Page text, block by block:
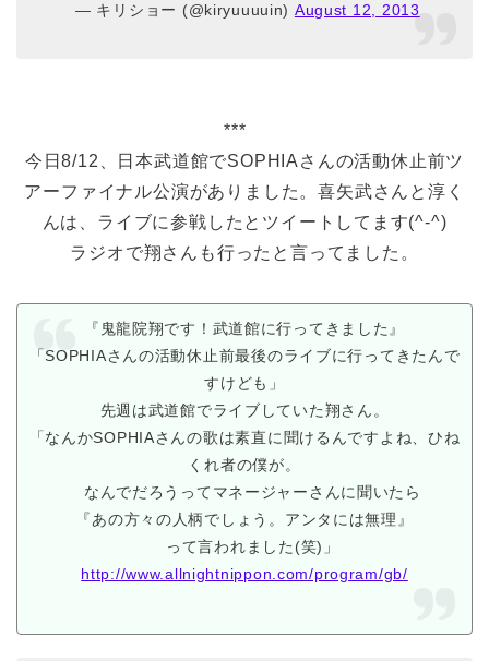
— キリショー (@kiryuuuuin) August 12, 2013
***
今日8/12、日本武道館でSOPHIAさんの活動休止前ツ
アーファイナル公演がありました。喜矢武さんと淳く
んは、ライブに参戦したとツイートしてます(^-^)
ラジオで翔さんも行ったと言ってました。
『鬼龍院翔です！武道館に行ってきました』
「SOPHIAさんの活動休止前最後のライブに行ってきたんで
すけども」
先週は武道館でライブしていた翔さん。
「なんかSOPHIAさんの歌は素直に聞けるんですよね、ひね
くれ者の僕が。
なんでだろうってマネージャーさんに聞いたら
『あの方々の人柄でしょう。アンタには無理』
って言われました(笑)」
http://www.allnightnippon.com/program/gb/